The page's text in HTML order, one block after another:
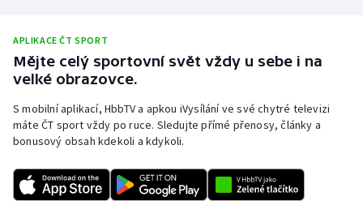
Plážový volejbal
Ragby
Rychlobruslení
Short track
APLIKACE ČT SPORT
Mějte celý sportovní svět vždy u sebe i na
velké obrazovce.
S mobilní aplikací, HbbTV a apkou iVysílání ve své chytré televizi
máte ČT sport vždy po ruce. Sledujte přímé přenosy, články a
bonusový obsah kdekoli a kdykoli.